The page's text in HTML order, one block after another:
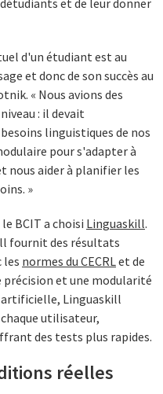
et de leur donner
d'un étudiant est au
et donc de son succès au
« Nous avions des
: il devait
linguistiques de nos
pour s'adapter à
nous aider à planifier les
»
BCIT a choisi Linguaskill.
fournit des résultats
les normes du CECRL et de
précision et une modularité
Linguaskill
utilisateur,
des tests plus rapides.
réelles